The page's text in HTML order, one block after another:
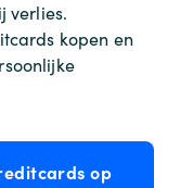
verlies.
kopen en
op